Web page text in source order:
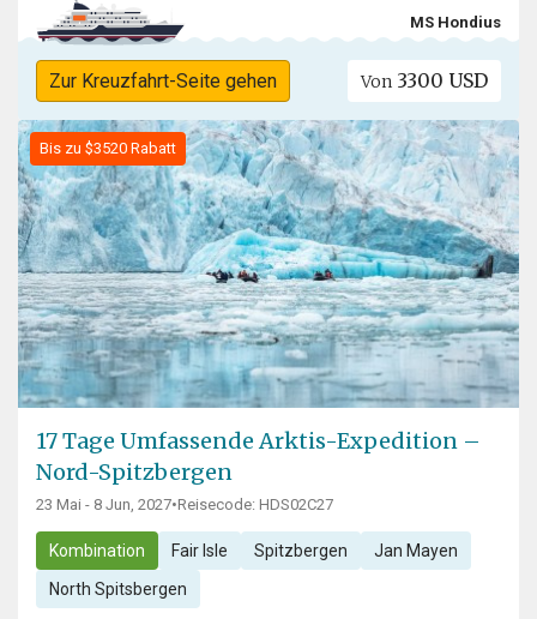
MS Hondius
Zur Kreuzfahrt-Seite gehen Von 3300 USD
Bis zu $3520 Rabatt
17 Tage Umfassende Arktis-Expedition –
Nord-Spitzbergen
23 Mai - 8 Jun, 2027•Reisecode: HDS02C27
Kombination Fair Isle Spitzbergen Jan Mayen
North Spitsbergen